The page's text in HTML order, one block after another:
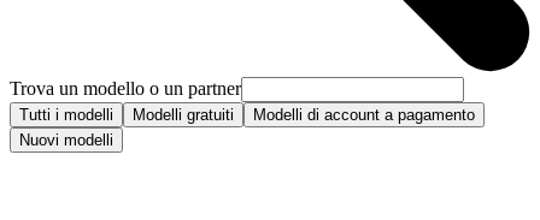
Trova un modello o un partner
Tutti i modelli Modelli gratuiti
Modelli di account a pagamento
Nuovi modelli